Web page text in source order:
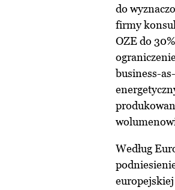
do
firmy
OZE do
business-
Według